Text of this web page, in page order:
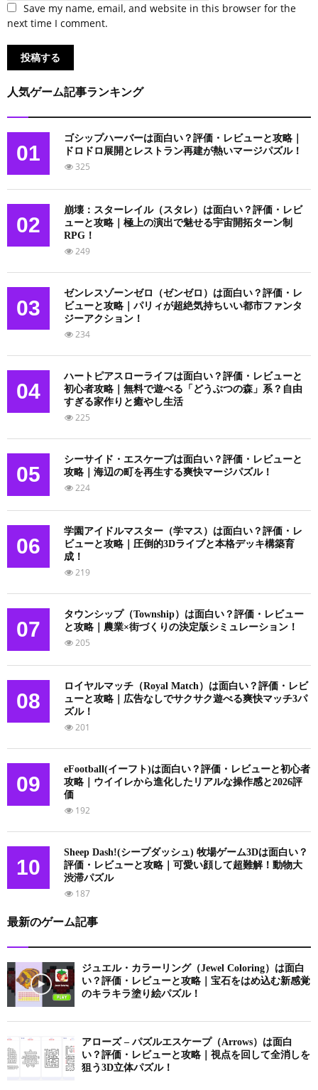
Save my name, email, and website in this browser for the
next time I comment.
人気ゲーム記事ランキング
01
ゴシップハーバーは面白い？評価・レビューと攻略｜
ドロドロ展開とレストラン再建が熱いマージパズル！
325
02
崩壊：スターレイル（スタレ）は面白い？評価・レビ
ューと攻略｜極上の演出で魅せる宇宙開拓ターン制
RPG！
249
03
ゼンレスゾーンゼロ（ゼンゼロ）は面白い？評価・レ
ビューと攻略｜パリィが超絶気持ちいい都市ファンタ
ジーアクション！
234
04
ハートピアスローライフは面白い？評価・レビューと
初心者攻略｜無料で遊べる「どうぶつの森」系？自由
すぎる家作りと癒やし生活
225
05
シーサイド・エスケープは面白い？評価・レビューと
攻略｜海辺の町を再生する爽快マージパズル！
224
06
学園アイドルマスター（学マス）は面白い？評価・レ
ビューと攻略｜圧倒的3Dライブと本格デッキ構築育
成！
219
07
タウンシップ（Township）は面白い？評価・レビュー
と攻略｜農業×街づくりの決定版シミュレーション！
205
08
ロイヤルマッチ（Royal Match）は面白い？評価・レビ
ューと攻略｜広告なしでサクサク遊べる爽快マッチ3パ
ズル！
201
09
eFootball(イーフト)は面白い？評価・レビューと初心者
攻略｜ウイイレから進化したリアルな操作感と2026評
価
192
10
Sheep Dash!(シープダッシュ) 牧場ゲーム3Dは面白い？
評価・レビューと攻略｜可愛い顔して超難解！動物大
渋滞パズル
187
最新のゲーム記事
ジュエル・カラーリング（Jewel Coloring）は面白
い？評価・レビューと攻略｜宝石をはめ込む新感覚
のキラキラ塗り絵パズル！
アローズ – パズルエスケープ（Arrows）は面白
い？評価・レビューと攻略｜視点を回して全消しを
狙う3D立体パズル！